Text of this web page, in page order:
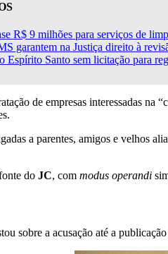
R$ 9 milhões para serviços de
garantem na Justiça direito à
Espírito Santo sem licitação para
de empresas interessadas
a parentes, amigos e velhos
do JC, com modus operandi
sobre a acusação até a